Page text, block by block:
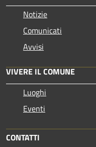
Notizie
Comunicati
Avvisi
VIVERE IL COMUNE
Luoghi
Eventi
CONTATTI